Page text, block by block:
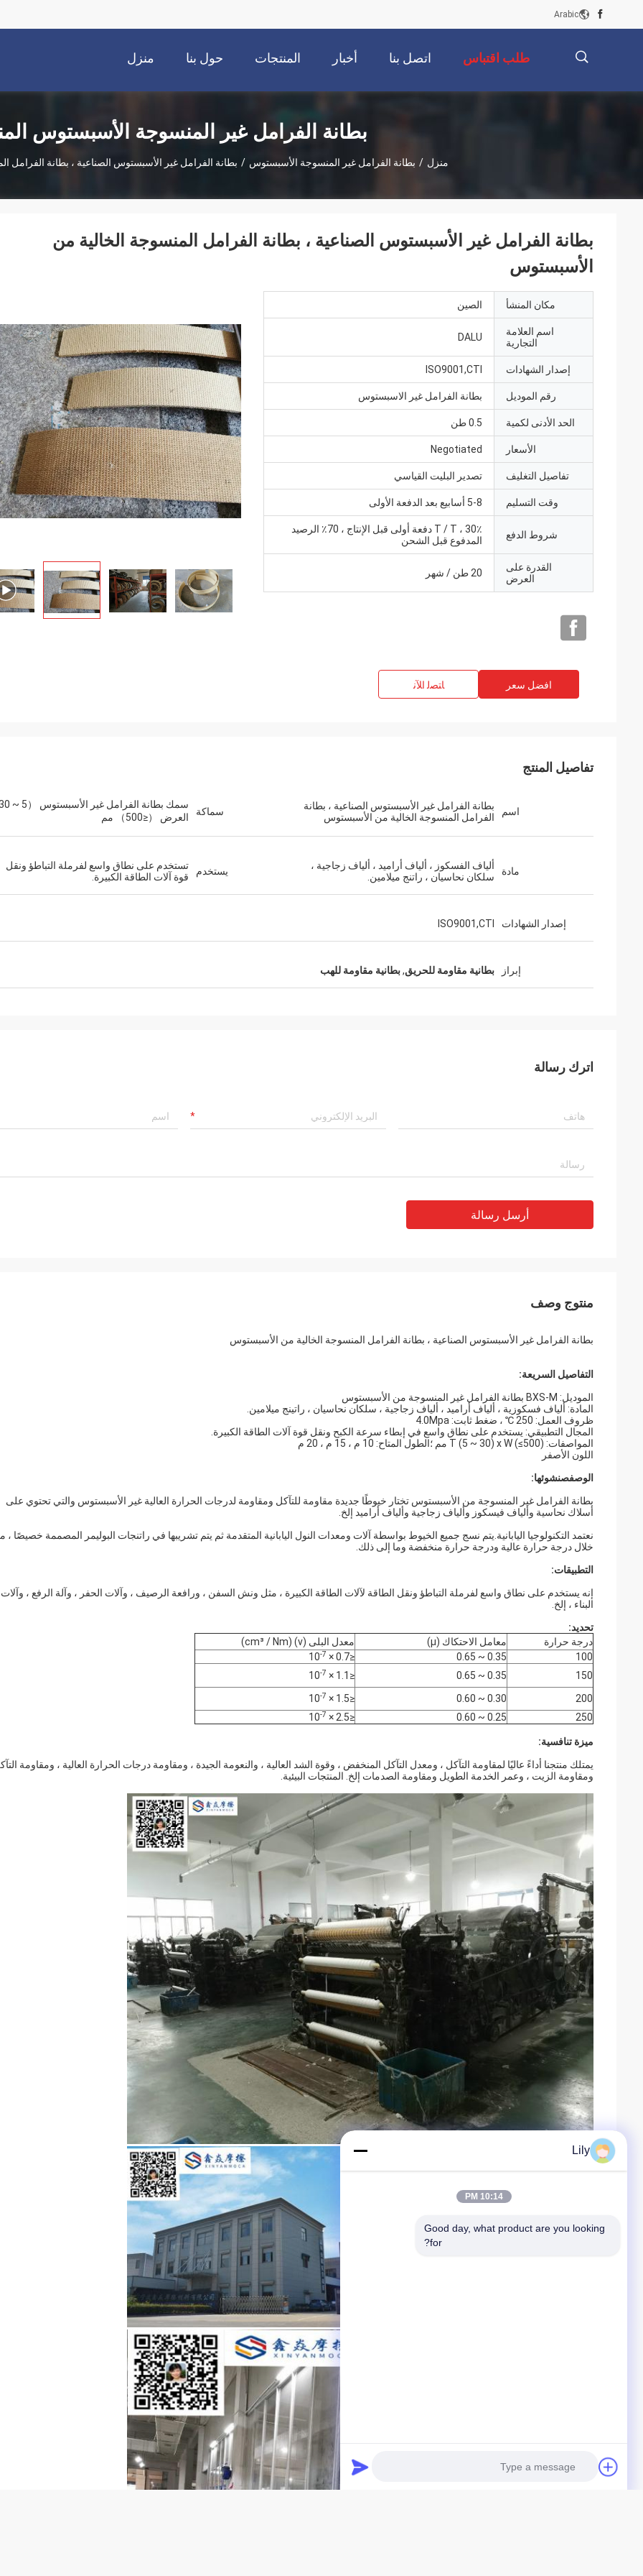
Arabic
منزل حول بنا المنتجات أخبار اتصل بنا طلب اقتباس
بطانة الفرامل غير المنسوجة الأسبستوس
منزل / بطانة الفرامل غير المنسوجة الأسبستوس / بطانة الفرامل غير الأسبستوس الصناعية ، بطانة الفرامل
بطانة الفرامل غير الأسبستوس الصناعية ، بطانة الفرامل المنسوجة الخالية من
الأسبستوس
مكان المنشأ الصين
اسم العلامة
التجارية
DALU
إصدار الشهادات ISO9001,CTI
رقم الموديل بطانة الفرامل غير الاسبستوس
الحد الأدنى لكمية 0.5 طن
الأسعار Negotiated
تفاصيل التغليف تصدير البليت القياسي
وقت التسليم 5-8 أسابيع بعد الدفعة الأولى
شروط الدفع
T / T ، 30٪ دفعة أولى قبل الإنتاج ، 70٪ الرصيد
المدفوع قبل الشحن
القدرة على
العرض
20 طن / شهر
افضل سعر ﺎﺘﺼﻟ ﺍﻶﻧ
تفاصيل المنتج
اسم
بطانة الفرامل غير الأسبستوس الصناعية ، بطانة
الفرامل المنسوجة الخالية من الأسبستوس
سماكة العرض （≤500） مم
مادة
ألياف الفسكوز ، ألياف أراميد ، ألياف زجاجية ،
سلكان نحاسيان ، راتنج ميلامين.
يستخدم
تستخدم على نطاق واسع لفرملة التباطؤ ونقل
قوة آلات الطاقة الكبيرة.
إصدار الشهادات ISO9001,CTI
إبراز بطانية مقاومة للحريق,بطانية مقاومة للهب
اترك رسالة
أرسل رسالة
منتوج وصف
بطانة الفرامل غير الأسبستوس الصناعية ، بطانة الفرامل المنسوجة الخالية من الأسبستوس
التفاصيل السريعة:
الموديل: BXS-M بطانة الفرامل غير المنسوجة من الأسبستوس
المادة: ألياف فسكوزية ، ألياف أراميد ، ألياف زجاجية ، سلكان نحاسيان ، راتينج ميلامين.
ظروف العمل: 250 ℃ ، ضغط ثابت: 4.0Mpa
المجال التطبيقي: يستخدم على نطاق واسع في إبطاء سرعة الكبح ونقل قوة آلات الطاقة الكبيرة.
المواصفات: T (5 ~ 30) x W (≤500) مم ؛الطول المتاح: 10 م ، 15 م ، 20 م
اللون الأصفر
الوصفصنشوئها:
بطانة الفرامل غير المنسوجة من الأسبستوس تختار خيوطًا جديدة مقاومة للتآكل ومقاومة لدرجات الحرارة العالية غير الأسبستوس والتي تحتوي على
أسلاك نحاسية وألياف فيسكوز وألياف زجاجية وألياف أراميد إلخ.
نعتمد التكنولوجيا اليابانية.يتم نسج جميع الخيوط بواسطة آلات ومعدات النول اليابانية المتقدمة ثم يتم تشريبها في راتنجات البوليمر المصممة خصيصًا ،
خلال درجة حرارة عالية ودرجة حرارة منخفضة وما إلى ذلك.
التطبيقات:
إنه يستخدم على نطاق واسع لفرملة التباطؤ ونقل الطاقة لآلات الطاقة الكبيرة ، مثل ونش السفن ، ورافعة الرصيف ، وآلات الحفر ، وآلة الرفع ، وآلات
البناء ، إلخ.
تحديد:
درجة حرارة
معامل الاحتكاك (μ)
معدل البلى (v) (cm³ / Nm)
100
0.35 ~ 0.65
≤0.7 × 10
-7
150
0.35 ~ 0.65
≤1.1 × 10
-7
200
0.30 ~ 0.60
≤1.5 × 10
-7
250
0.25 ~ 0.60
≤2.5 × 10
-7
ميزة تنافسية:
يمتلك منتجنا أداءً عاليًا لمقاومة التآكل ، ومعدل التآكل المنخفض ، وقوة الشد العالية ، والنعومة الجيدة ، ومقاومة درجات الحرارة العالية ، ومقاومة
ومقاومة الزيت ، وعمر الخدمة الطويل ومقاومة الصدمات إلخ. المنتجات البيئية.
Lily
10:14 PM
Good day, what product are you looking
for?